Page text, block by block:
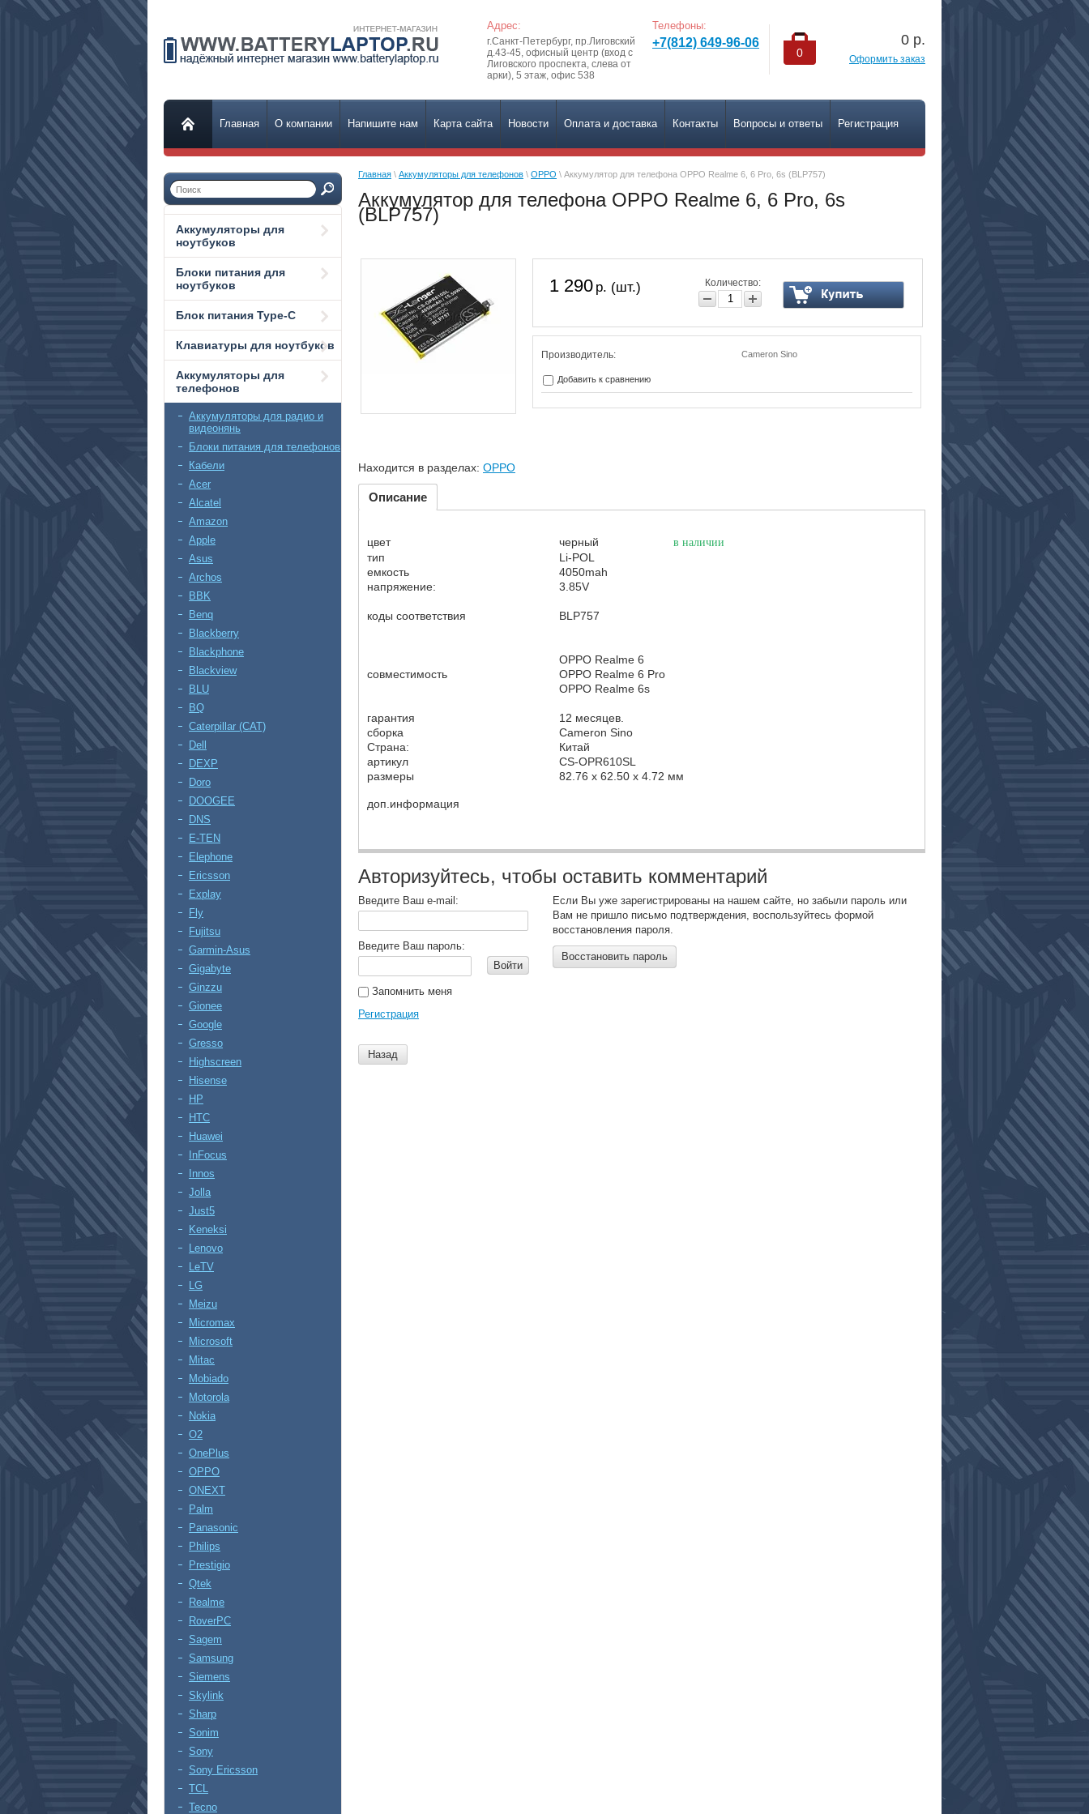
Адрес:
г.Санкт-Петербург, пр.Лиговский
д.43-45, офисный центр (вход с
Лиговского проспекта, слева от
арки), 5 этаж, офис 538
Телефоны:
+7(812) 649-96-06
0
0 р.
Оформить заказ
Главная О компании Напишите нам Карта сайта Новости Оплата и доставка Контакты Вопросы и ответы Регистрация
Аккумуляторы для
ноутбуков
Блоки питания для
ноутбуков
Блок питания Type-C
Клавиатуры для ноутбуков
Аккумуляторы для
телефонов
Аккумуляторы для радио и
видеонянь
Блоки питания для телефонов
Кабели
Acer
Alcatel
Amazon
Apple
Asus
Archos
BBK
Benq
Blackberry
Blackphone
Blackview
BLU
BQ
Caterpillar (CAT)
Dell
DEXP
Doro
DOOGEE
DNS
E-TEN
Elephone
Ericsson
Explay
Fly
Fujitsu
Garmin-Asus
Gigabyte
Ginzzu
Gionee
Google
Gresso
Highscreen
Hisense
HP
HTC
Huawei
InFocus
Innos
Jolla
Just5
Keneksi
Lenovo
LeTV
LG
Meizu
Micromax
Microsoft
Mitac
Mobiado
Motorola
Nokia
O2
OnePlus
OPPO
ONEXT
Palm
Panasonic
Philips
Prestigio
Qtek
Realme
RoverPC
Sagem
Samsung
Siemens
Skylink
Sharp
Sonim
Sony
Sony Ericsson
TCL
Tecno
Главная \ Аккумуляторы для телефонов \ OPPO \ Аккумулятор для телефона OPPO Realme 6, 6 Pro, 6s (BLP757)
Аккумулятор для телефона OPPO Realme 6, 6 Pro, 6s
(BLP757)
1 290 р. (шт.) Количество:
Производитель: Cameron Sino
Добавить к сравнению
Находится в разделах: OPPO
Описание
цвет черный в наличии
тип
Li-POL
емкость
4050mah
напряжение:
3.85V
коды соответствия BLP757
совместимость
OPPO Realme 6
OPPO Realme 6 Pro
OPPO Realme 6s
гарантия
12 месяцев.
сборка
Cameron Sino
Страна:
Китай
артикул
CS-OPR610SL
размеры
82.76 x 62.50 x 4.72 мм
доп.информация
Авторизуйтесь, чтобы оставить комментарий
Введите Ваш e-mail:
Введите Ваш пароль:
Войти
Запомнить меня
Регистрация
Если Вы уже зарегистрированы на нашем сайте, но забыли пароль или
Вам не пришло письмо подтверждения, воспользуйтесь формой
восстановления пароля.
Восстановить пароль
Назад